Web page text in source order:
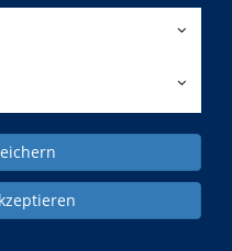
Praxis: